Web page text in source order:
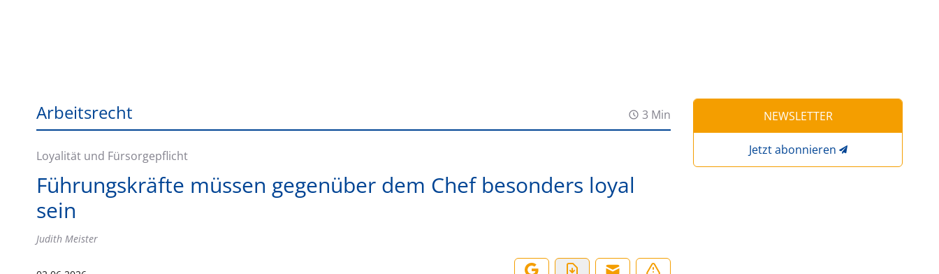
Arbeitsrecht 3 Min
Loyalität und Fürsorgepflicht
Führungskräfte müssen gegenüber dem Chef besonders loyal
sein
Judith Meister
NEWSLETTER
Jetzt abonnieren